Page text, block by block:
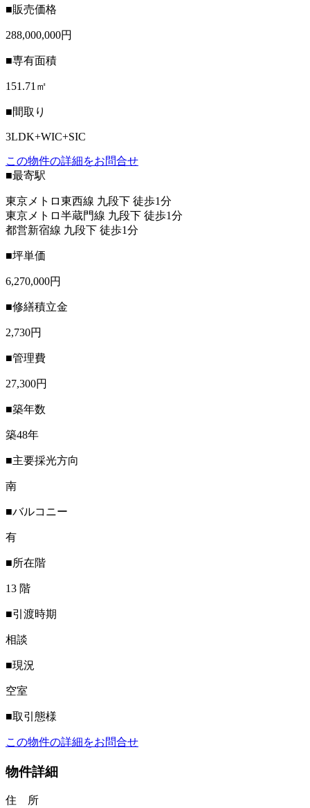
■販売価格
288,000,000円
■専有面積
151.71㎡
■間取り
3LDK+WIC+SIC
この物件の詳細をお問合せ
■最寄駅
東京メトロ東西線 九段下 徒歩1分
東京メトロ半蔵門線 九段下 徒歩1分
都営新宿線 九段下 徒歩1分
■坪単価
6,270,000円
■修繕積立金
2,730円
■管理費
27,300円
■築年数
築48年
■主要採光方向
南
■バルコニー
有
■所在階
13 階
■引渡時期
相談
■現況
空室
■取引態様
この物件の詳細をお問合せ
物件詳細
住 所